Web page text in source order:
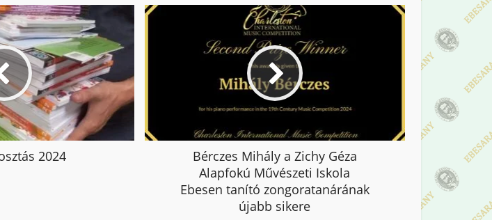
2024
Bérczes Mihály a Zichy Géza
Alapfokú Művészeti Iskola
Ebesen tanító zongoratanárának
újabb sikere